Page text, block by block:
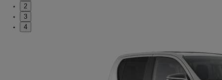
2
3
4